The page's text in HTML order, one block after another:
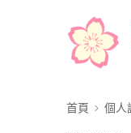
首頁 個人